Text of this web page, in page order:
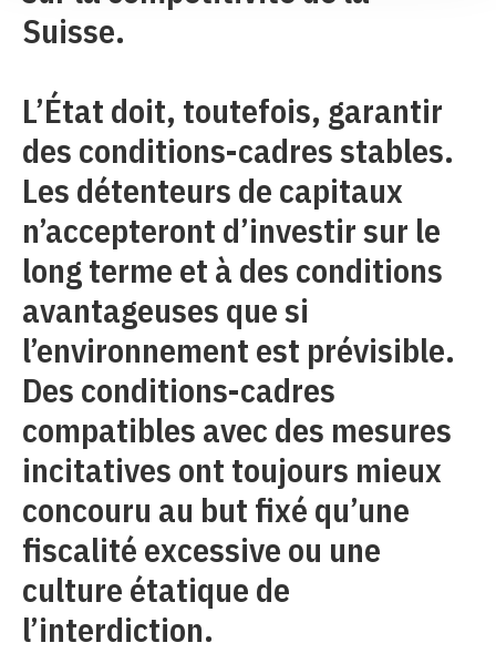
Suisse.
L’État doit, toutefois, garantir
des conditions-cadres stables.
Les détenteurs de capitaux
n’accepteront d’investir sur le
long terme et à des conditions
avantageuses que si
l’environnement est prévisible.
Des conditions-cadres
compatibles avec des mesures
incitatives ont toujours mieux
concouru au but fixé qu’une
fiscalité excessive ou une
culture étatique de
l’interdiction.